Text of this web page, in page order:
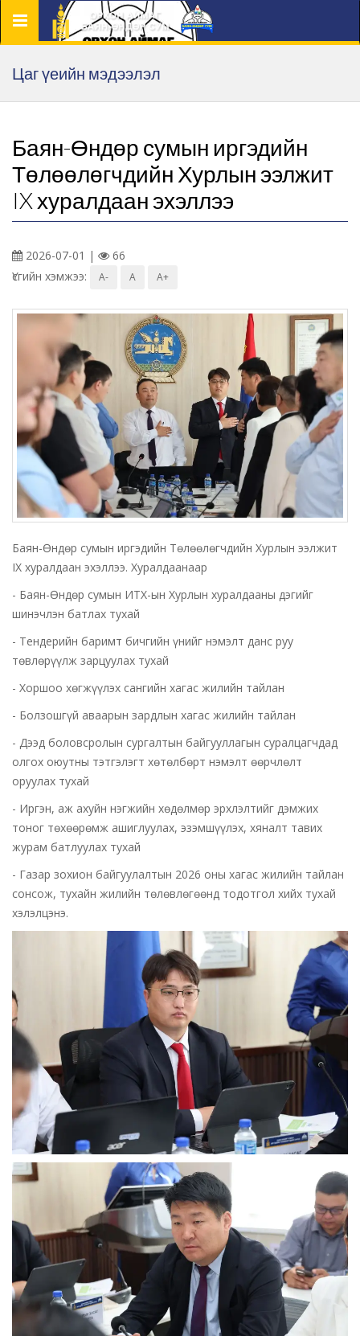
Цэс
Цаг үеийн мэдээлэл
Баян-Өндөр сумын иргэдийн
Төлөөлөгчдийн Хурлын ээлжит
IX хуралдаан эхэллээ
2026-07-01 |
66
Үсгийн хэмжээ:
A- A A+
Баян-Өндөр сумын иргэдийн Төлөөлөгчдийн Хурлын ээлжит
IX хуралдаан эхэллээ. Хуралдаанаар
- Баян-Өндөр сумын ИТХ-ын Хурлын хуралдааны дэгийг
шинэчлэн батлах тухай
- Тендерийн баримт бичгийн үнийг нэмэлт данс руу
төвлөрүүлж зарцуулах тухай
- Хоршоо хөгжүүлэх сангийн хагас жилийн тайлан
- Болзошгүй аваарын зардлын хагас жилийн тайлан
- Дээд боловсролын сургалтын байгууллагын суралцагчдад
олгох оюутны тэтгэлэгт хөтөлбөрт нэмэлт өөрчлөлт
оруулах тухай
- Иргэн, аж ахуйн нэгжийн хөдөлмөр эрхлэлтийг дэмжих
тоног төхөөрөмж ашиглуулах, эзэмшүүлэх, хяналт тавих
журам батлуулах тухай
- Газар зохион байгуулалтын 2026 оны хагас жилийн тайлан
сонсож, тухайн жилийн төлөвлөгөөнд тодотгол хийх тухай
хэлэлцэнэ.